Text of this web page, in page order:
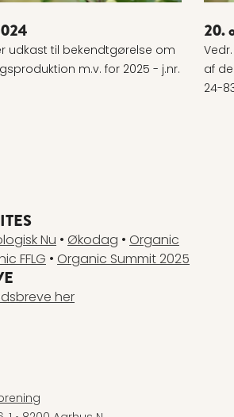
udkast til bekendtgørelse om
m.v. for 2025 - j.nr.
20.
af
24-
Nu • Økodag • Organic
FFLG • Organic Summit 2025
her